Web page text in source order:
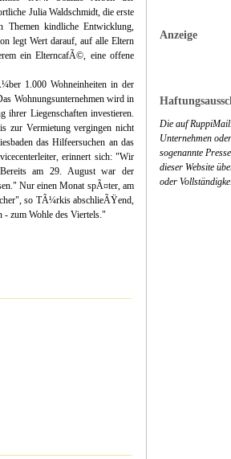
Anzeige
Die auf
Unternehmen
sogenannte
dieser Website
oder
Julia Waldschmidt, die erste
kindliche Entwicklung,
legt Wert darauf, auf alle Eltern
ein ElterncafÃ©, eine offene
1.000 Wohneinheiten in der
Wohnungsunternehmen wird in
ihrer Liegenschaften investieren.
zur Vermietung vergingen nicht
das Hilfeersuchen an das
erinnert sich: "Wir
am 29. August war der
Nur einen Monat spÃ¤ter, am
so TÃ¼rkis abschlieÃŸend,
zum Wohle des Viertels."